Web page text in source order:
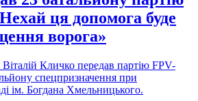
ця допомога буде
ворога»
Кличко передав партію FPV-
спецпризначення при
ім. Богдана Хмельницького.